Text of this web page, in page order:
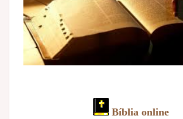
Bíblia online